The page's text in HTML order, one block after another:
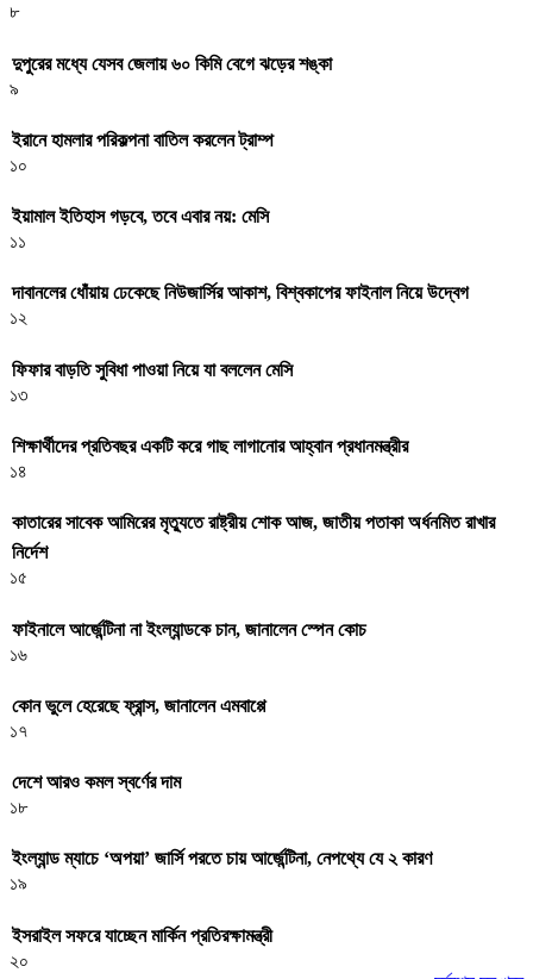
৮
দুপুরের মধ্যে যেসব জেলায় ৬০ কিমি বেগে ঝড়ের শঙ্কা
৯
ইরানে হামলার পরিকল্পনা বাতিল করলেন ট্রাম্প
১০
ইয়ামাল ইতিহাস গড়বে, তবে এবার নয়: মেসি
১১
দাবানলের ধোঁয়ায় ঢেকেছে নিউজার্সির আকাশ, বিশ্বকাপের ফাইনাল নিয়ে উদ্বেগ
১২
ফিফার বাড়তি সুবিধা পাওয়া নিয়ে যা বললেন মেসি
১৩
শিক্ষার্থীদের প্রতিবছর একটি করে গাছ লাগানোর আহ্বান প্রধানমন্ত্রীর
১৪
কাতারের সাবেক আমিরের মৃত্যুতে রাষ্ট্রীয় শোক আজ, জাতীয় পতাকা অর্ধনমিত রাখার
নির্দেশ
১৫
ফাইনালে আর্জেন্টিনা না ইংল্যান্ডকে চান, জানালেন স্পেন কোচ
১৬
কোন ভুলে হেরেছে ফ্রান্স, জানালেন এমবাপ্পে
১৭
দেশে আরও কমল স্বর্ণের দাম
১৮
ইংল্যান্ড ম্যাচে ‘অপয়া’ জার্সি পরতে চায় আর্জেন্টিনা, নেপথ্যে যে ২ কারণ
১৯
ইসরাইল সফরে যাচ্ছেন মার্কিন প্রতিরক্ষামন্ত্রী
২০